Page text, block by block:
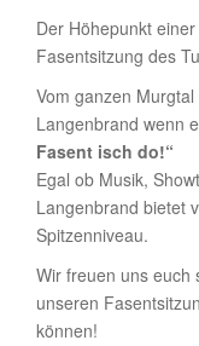
Der Höhepunkt
Fasentsitzung des
Vom ganzen
Langenbrand wenn
Fasent isch do!“
Egal ob Musik,
Langenbrand bietet
Spitzenniveau.
Wir freuen uns euch
unseren
können!